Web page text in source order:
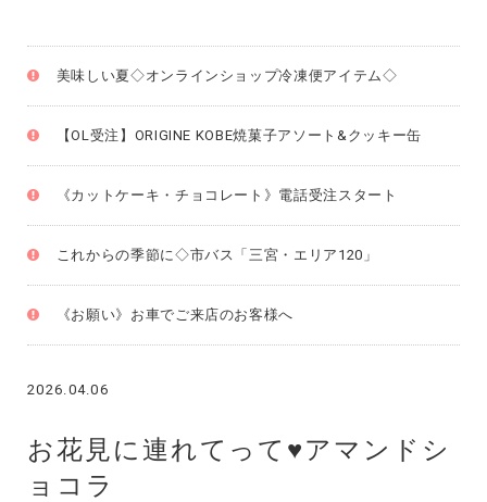
美味しい夏◇オンラインショップ冷凍便アイテム◇
【OL受注】ORIGINE KOBE焼菓子アソート&クッキー缶
《カットケーキ・チョコレート》電話受注スタート
これからの季節に◇市バス「三宮・エリア120」
《お願い》お車でご来店のお客様へ
2026.04.06
お花見に連れてって♥アマンドシ
ョコラ